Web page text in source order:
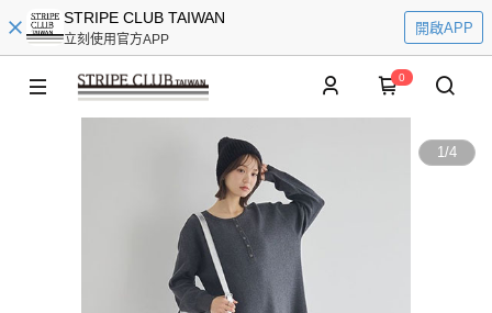
STRIPE CLUB TAIWAN
立刻使用官方APP
開啟APP
0
1/4